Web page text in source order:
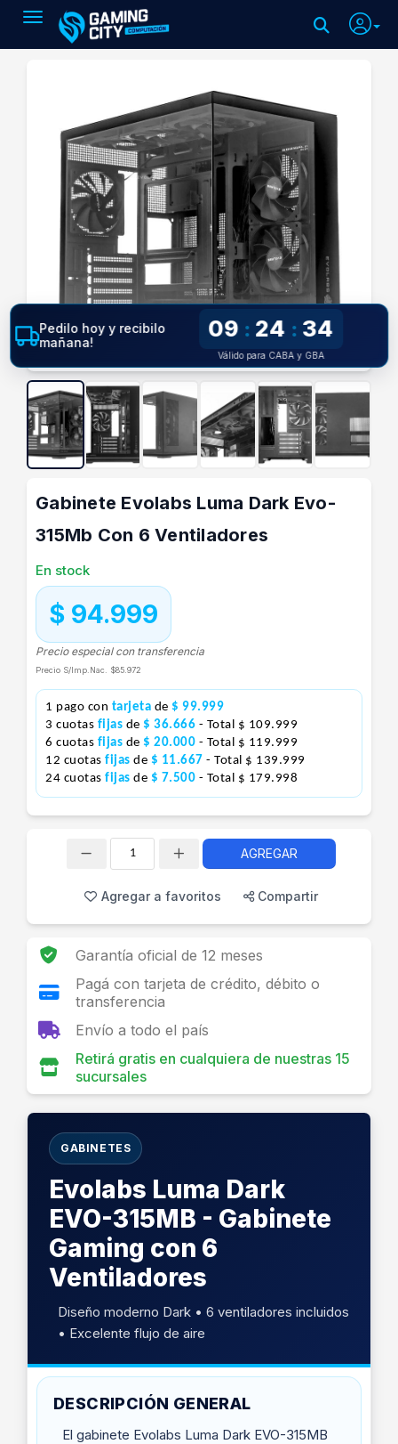
Toggle navigation
Gabinete Evolabs Luma Dark Evo-
315Mb Con 6 Ventiladores
En stock
$ 94.999
Precio especial con transferencia
Precio S/Imp.Nac. $85.972
1 pago con tarjeta de $ 99.999
3 cuotas fijas de $ 36.666 - Total $ 109.999
6 cuotas fijas de $ 20.000 - Total $ 119.999
12 cuotas fijas de $ 11.667 - Total $ 139.999
24 cuotas fijas de $ 7.500 - Total $ 179.998
Pedilo hoy y recibilo
mañana!
09 : 24 : 33
Válido para CABA y GBA
AGREGAR
Agregar a favoritos Compartir
Garantía oficial de 12 meses
Pagá con tarjeta de crédito, débito o
transferencia
Envío a todo el país
Retirá gratis en cualquiera de nuestras 15
sucursales
GABINETES
Evolabs Luma Dark
EVO-315MB - Gabinete
Gaming con 6
Ventiladores
Diseño moderno Dark • 6 ventiladores incluidos
• Excelente flujo de aire
DESCRIPCIÓN GENERAL
El gabinete Evolabs Luma Dark EVO-315MB